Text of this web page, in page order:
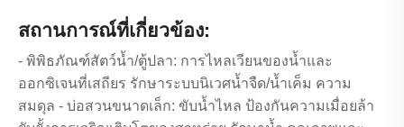
สถานการณ์ที่เกี่ยวข้อง:
- พิพิธภัณฑ์สัตว์น้ำ/ตู้ปลา: การไหลเวียนของน้ำและ
ออกซิเจนที่เสถียร รักษาระบบนิเวศน้ำจืด/น้ำเค็ม ความ
สมดุล - บ่อสวนขนาดเล็ก: ขับน้ำไหล ป้องกันความเมื่อยล้า